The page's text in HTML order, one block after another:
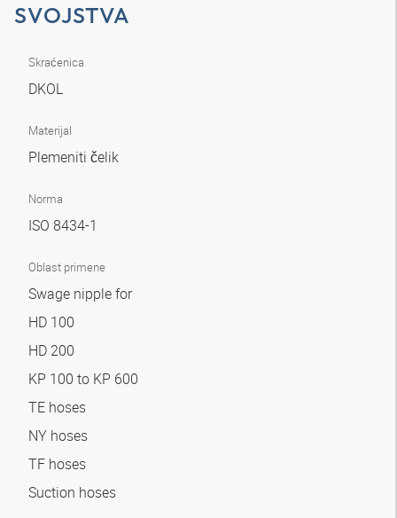
SVOJSTVA
Skraćenica
DKOL
Materijal
Plemeniti čelik
Norma
ISO 8434-1
Oblast primene
Swage nipple for
HD 100
HD 200
KP 100 to KP 600
TE hoses
NY hoses
TF hoses
Suction hoses